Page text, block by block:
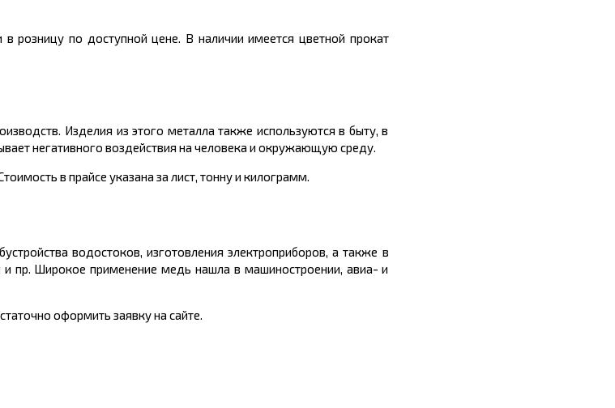
розницу по доступной цене. В наличии имеется цветной прокат
Изделия из этого металла также используются в быту, в
негативного воздействия на человека и окружающую среду.
в прайсе указана за лист, тонну и килограмм.
водостоков, изготовления электроприборов, а также в
и пр. Широкое применение медь нашла в машиностроении, авиа- и
оформить заявку на сайте.